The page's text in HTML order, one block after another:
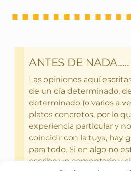
ANTES DE NADA.....
Las opiniones aquí
de un día determinado,
determinado (o varios a
platos concretos, por lo
experiencia particular y
coincidir con la tuya, hay
para todo. Si en algo no
escribe un comentario y